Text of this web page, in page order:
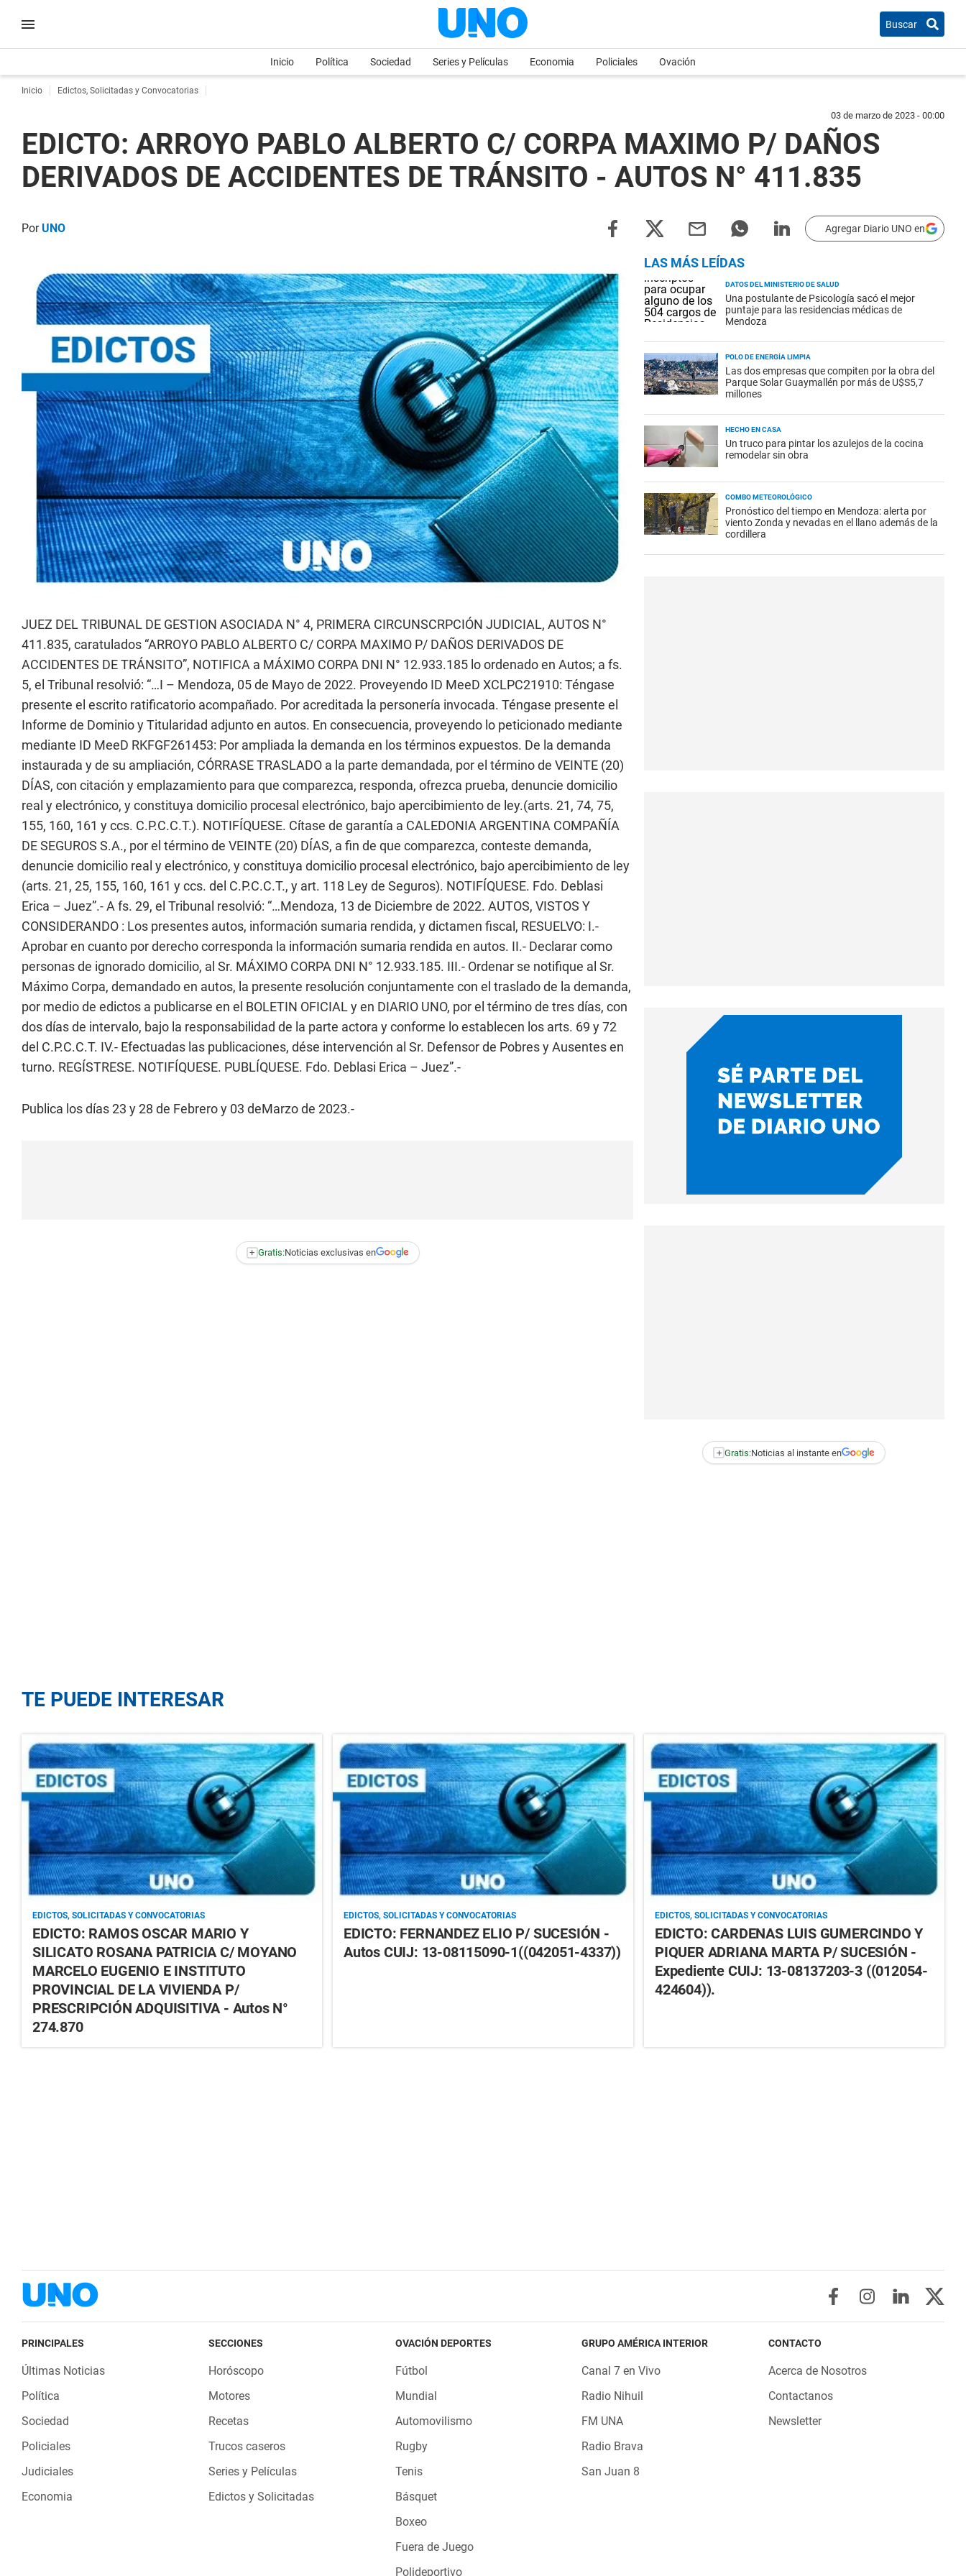
Buscar
Inicio Política Sociedad Series y Películas Economia Policiales Ovación
Inicio Edictos, Solicitadas y Convocatorias
03 de marzo de 2023 - 00:00
EDICTO: ARROYO PABLO ALBERTO C/ CORPA MAXIMO P/ DAÑOS
DERIVADOS DE ACCIDENTES DE TRÁNSITO - AUTOS N° 411.835
PorUNO Agregar Diario UNO en
JUEZ DEL TRIBUNAL DE GESTION ASOCIADA N° 4, PRIMERA CIRCUNSCRPCIÓN JUDICIAL, AUTOS N°
411.835, caratulados “ARROYO PABLO ALBERTO C/ CORPA MAXIMO P/ DAÑOS DERIVADOS DE
ACCIDENTES DE TRÁNSITO”, NOTIFICA a MÁXIMO CORPA DNI N° 12.933.185 lo ordenado en Autos; a fs.
5, el Tribunal resolvió: “…I – Mendoza, 05 de Mayo de 2022. Proveyendo ID MeeD XCLPC21910: Téngase
presente el escrito ratificatorio acompañado. Por acreditada la personería invocada. Téngase presente el
Informe de Dominio y Titularidad adjunto en autos. En consecuencia, proveyendo lo peticionado mediante
mediante ID MeeD RKFGF261453: Por ampliada la demanda en los términos expuestos. De la demanda
instaurada y de su ampliación, CÓRRASE TRASLADO a la parte demandada, por el término de VEINTE (20)
DÍAS, con citación y emplazamiento para que comparezca, responda, ofrezca prueba, denuncie domicilio
real y electrónico, y constituya domicilio procesal electrónico, bajo apercibimiento de ley.(arts. 21, 74, 75,
155, 160, 161 y ccs. C.P.C.C.T.). NOTIFÍQUESE. Cítase de garantía a CALEDONIA ARGENTINA COMPAÑÍA
DE SEGUROS S.A., por el término de VEINTE (20) DÍAS, a fin de que comparezca, conteste demanda,
denuncie domicilio real y electrónico, y constituya domicilio procesal electrónico, bajo apercibimiento de ley
(arts. 21, 25, 155, 160, 161 y ccs. del C.P.C.C.T., y art. 118 Ley de Seguros). NOTIFÍQUESE. Fdo. Deblasi
Erica – Juez”.- A fs. 29, el Tribunal resolvió: “…Mendoza, 13 de Diciembre de 2022. AUTOS, VISTOS Y
CONSIDERANDO : Los presentes autos, información sumaria rendida, y dictamen fiscal, RESUELVO: I.-
Aprobar en cuanto por derecho corresponda la información sumaria rendida en autos. II.- Declarar como
personas de ignorado domicilio, al Sr. MÁXIMO CORPA DNI N° 12.933.185. III.- Ordenar se notifique al Sr.
Máximo Corpa, demandado en autos, la presente resolución conjuntamente con el traslado de la demanda,
por medio de edictos a publicarse en el BOLETIN OFICIAL y en DIARIO UNO, por el término de tres días, con
dos días de intervalo, bajo la responsabilidad de la parte actora y conforme lo establecen los arts. 69 y 72
del C.P.C.C.T. IV.- Efectuadas las publicaciones, dése intervención al Sr. Defensor de Pobres y Ausentes en
turno. REGÍSTRESE. NOTIFÍQUESE. PUBLÍQUESE. Fdo. Deblasi Erica – Juez”.-
Publica los días 23 y 28 de Febrero y 03 deMarzo de 2023.-
+ Gratis:Noticias exclusivas en
LAS MÁS LEÍDAS
DATOS DEL MINISTERIO DE SALUD
Una postulante de Psicología sacó el mejor
puntaje para las residencias médicas de
Mendoza
POLO DE ENERGÍA LIMPIA
Las dos empresas que compiten por la obra del
Parque Solar Guaymallén por más de U$S5,7
millones
HECHO EN CASA
Un truco para pintar los azulejos de la cocina
remodelar sin obra
COMBO METEOROLÓGICO
Pronóstico del tiempo en Mendoza: alerta por
viento Zonda y nevadas en el llano además de la
cordillera
+ Gratis:Noticias al instante en
TE PUEDE INTERESAR
EDICTOS, SOLICITADAS Y CONVOCATORIAS
EDICTO: RAMOS OSCAR MARIO Y
SILICATO ROSANA PATRICIA C/ MOYANO
MARCELO EUGENIO E INSTITUTO
PROVINCIAL DE LA VIVIENDA P/
PRESCRIPCIÓN ADQUISITIVA - Autos N°
274.870
EDICTOS, SOLICITADAS Y CONVOCATORIAS
EDICTO: FERNANDEZ ELIO P/ SUCESIÓN -
Autos CUIJ: 13-08115090-1((042051-4337))
EDICTOS, SOLICITADAS Y CONVOCATORIAS
EDICTO: CARDENAS LUIS GUMERCINDO Y
PIQUER ADRIANA MARTA P/ SUCESIÓN -
Expediente CUIJ: 13-08137203-3 ((012054-
424604)).
PRINCIPALES
Últimas Noticias
Política
Sociedad
Policiales
Judiciales
Economia
SECCIONES
Horóscopo
Motores
Recetas
Trucos caseros
Series y Películas
Edictos y Solicitadas
OVACIÓN DEPORTES
Fútbol
Mundial
Automovilismo
Rugby
Tenis
Básquet
Boxeo
Fuera de Juego
Polideportivo
GRUPO AMÉRICA INTERIOR
Canal 7 en Vivo
Radio Nihuil
FM UNA
Radio Brava
San Juan 8
CONTACTO
Acerca de Nosotros
Contactanos
Newsletter